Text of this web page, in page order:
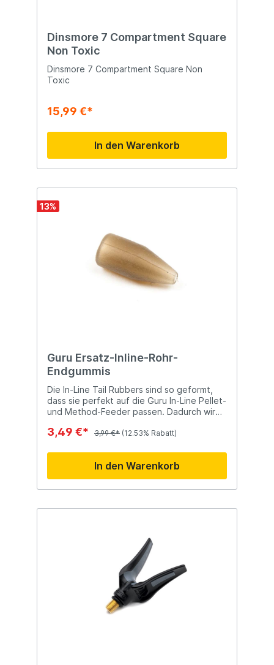
Dinsmore 7 Compartment Square
Non Toxic
Dinsmore 7 Compartment Square Non
Toxic
15,99 €*
In den Warenkorb
13%
Guru Ersatz-Inline-Rohr-
Endgummis
Die In-Line Tail Rubbers sind so geformt,
dass sie perfekt auf die Guru In-Line Pellet-
und Method-Feeder passen. Dadurch wird
besteht keine Gefahr, dass sich die Schnur
3,49 €* 3,99 €* (12.53% Rabatt)
In den Warenkorb